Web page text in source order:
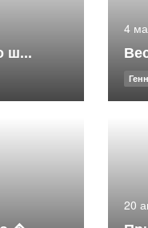
ш...
4
20